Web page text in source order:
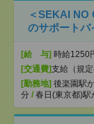
＜SEKAI NO
のサポートバ
[給 与] 時給1250
[交通費]支給（規定
[勤務地] 後楽園駅
分 / 春日(東京都)駅